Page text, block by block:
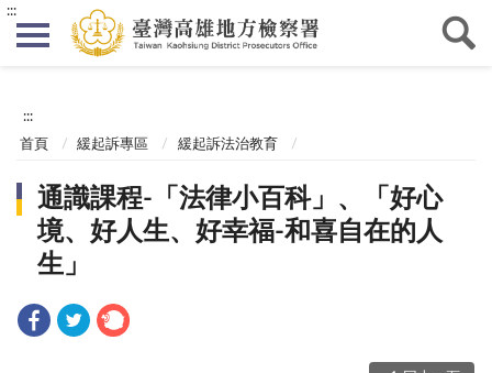
:::
:::
首頁 緩起訴專區 緩起訴法治教育
通識課程-「法律小百科」、「好心
境、好人生、好幸福-和喜自在的人
生」